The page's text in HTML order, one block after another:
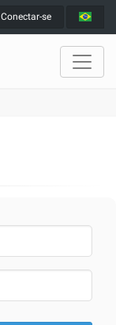
Conectar-se